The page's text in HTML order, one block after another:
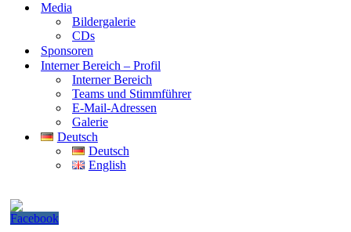
Media
Bildergalerie
CDs
Sponsoren
Interner Bereich – Profil
Interner Bereich
Teams und Stimmführer
E-Mail-Adressen
Galerie
Deutsch
Deutsch
English